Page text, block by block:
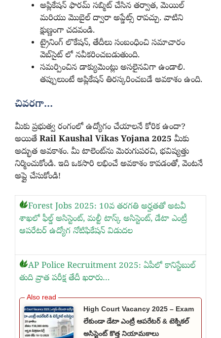
అప్లికేషన్ ఫారమ్ సబ్మిట్ చేసిన తర్వాత, మెయిల్
మరియు మొబైల్ ద్వారా అప్డేట్స్ రావచ్చు. వాటిని
క్షుణ్ణంగా చదవండి.
ట్రైనింగ్ లొకేషన్, తేదీలు సంబంధించి సమాచారం
వెబ్‌సైట్ లో నవీకరించబడుతుంది.
సమర్పించిన డాక్యుమెంట్లు అసలైనవిగా ఉండాలి.
తప్పులుంటే అప్లికేషన్ తిరస్కరించబడే అవకాశం ఉంది.
చివరగా…
మీకు ప్రభుత్వ రంగంలో ఉద్యోగం చేయాలనే కోరిక ఉందా?
అయితే Rail Kaushal Vikas Yojana 2025 మీకు
అద్భుత అవకాశం. మీ టాలెంట్‌ను మెరుగుపరచి, భవిష్యత్తు
నిర్మించుకోండి. ఇది ఒకసారి లభించే అవకాశం కావడంతో, వెంటనే
అప్లై చేసుకోండి!
Forest Jobs 2025: 10వ తరగతి అర్హతతో అటవీ
శాఖలో ఫీల్డ్ అసిస్టెంట్, మల్టీ టాస్క్ అసిస్టెంట్, డేటా ఎంట్రీ
ఆపరేటర్ ఉద్యోగ నోటిఫికేషన్ విడుదల
AP Police Recruitment 2025: ఏపీలో కానిస్టేబుల్
తుది వ్రాత పరీక్ష తేదీ ఖరారు…
High Court Vacancy 2025 – Exam
లేకుండా డేటా ఎంట్రీ ఆపరేటర్ & టెక్నికల్
అసిస్టెంట్ కొత్త నియామకాలు